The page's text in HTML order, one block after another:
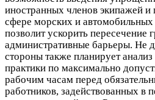
иностранных членов экипажей и
сфере морских и автомобильных
позволит ускорить пересечение
административные барьеры. Не
стороны также планирует
практики по максимально
рабочим часам перед
работников, задействованных в